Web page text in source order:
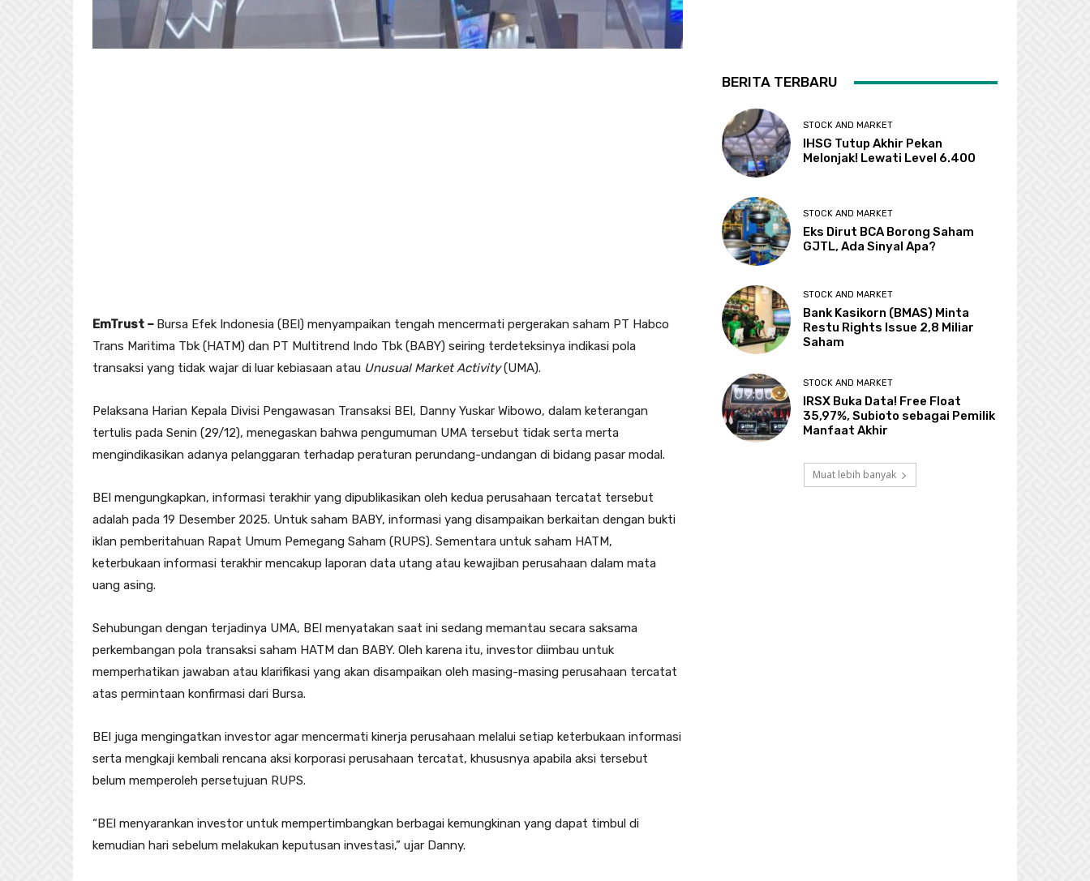
EmTrust – Bursa Efek Indonesia (BEI) menyampaikan tengah mencermati pergerakan saham PT Habco
Trans Maritima Tbk (HATM) dan PT Multitrend Indo Tbk (BABY) seiring terdeteksinya indikasi pola
transaksi yang tidak wajar di luar kebiasaan atau Unusual Market Activity(UMA).
Pelaksana Harian Kepala Divisi Pengawasan Transaksi BEI, Danny Yuskar Wibowo, dalam keterangan
tertulis pada Senin (29/12), menegaskan bahwa pengumuman UMA tersebut tidak serta merta
mengindikasikan adanya pelanggaran terhadap peraturan perundang-undangan di bidang pasar modal.
BEI mengungkapkan, informasi terakhir yang dipublikasikan oleh kedua perusahaan tercatat tersebut
adalah pada 19 Desember 2025. Untuk saham BABY, informasi yang disampaikan berkaitan dengan bukti
iklan pemberitahuan Rapat Umum Pemegang Saham (RUPS). Sementara untuk saham HATM,
keterbukaan informasi terakhir mencakup laporan data utang atau kewajiban perusahaan dalam mata
uang asing.
Sehubungan dengan terjadinya UMA, BEI menyatakan saat ini sedang memantau secara saksama
perkembangan pola transaksi saham HATM dan BABY. Oleh karena itu, investor diimbau untuk
memperhatikan jawaban atau klarifikasi yang akan disampaikan oleh masing-masing perusahaan tercatat
atas permintaan konfirmasi dari Bursa.
BEI juga mengingatkan investor agar mencermati kinerja perusahaan melalui setiap keterbukaan informasi
serta mengkaji kembali rencana aksi korporasi perusahaan tercatat, khususnya apabila aksi tersebut
belum memperoleh persetujuan RUPS.
“BEI menyarankan investor untuk mempertimbangkan berbagai kemungkinan yang dapat timbul di
kemudian hari sebelum melakukan keputusan investasi,” ujar Danny.
BERITA TERBARU
STOCK AND MARKET
IHSG Tutup Akhir Pekan
Melonjak! Lewati Level 6.400
STOCK AND MARKET
Eks Dirut BCA Borong Saham
GJTL, Ada Sinyal Apa?
STOCK AND MARKET
Bank Kasikorn (BMAS) Minta
Restu Rights Issue 2,8 Miliar
Saham
STOCK AND MARKET
IRSX Buka Data! Free Float
35,97%, Subioto sebagai Pemilik
Manfaat Akhir
Muat lebih banyak